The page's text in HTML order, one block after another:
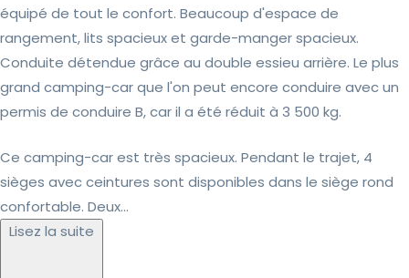
équipé de tout le confort. Beaucoup d'espace de
rangement, lits spacieux et garde-manger spacieux.
Conduite détendue grâce au double essieu arrière. Le plus
grand camping-car que l'on peut encore conduire avec un
permis de conduire B, car il a été réduit à 3 500 kg.
Ce camping-car est très spacieux. Pendant le trajet, 4
sièges avec ceintures sont disponibles dans le siège rond
confortable. Deux...
Lisez la suite